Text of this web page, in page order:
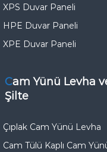
XPS Duvar Paneli
HPE Duvar Paneli
XPE Duvar Paneli
Cam Yünü Levha ve
Şilte
Çıplak Cam Yünü Levha
Cam Tülü Kaplı Cam